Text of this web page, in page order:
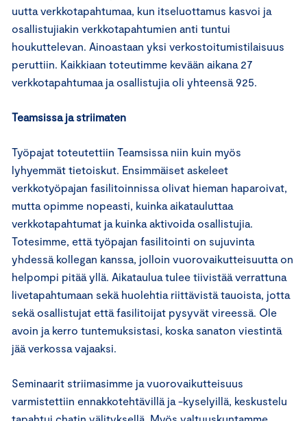
uutta verkkotapahtumaa, kun itseluottamus kasvoi ja
osallistujiakin verkkotapahtumien anti tuntui
houkuttelevan. Ainoastaan yksi verkostoitumistilaisuus
peruttiin. Kaikkiaan toteutimme kevään aikana 27
verkkotapahtumaa ja osallistujia oli yhteensä 925.
Teamsissaja striimaten
Työpajat toteutettiin Teamsissa niin kuin myös
lyhyemmät tietoiskut. Ensimmäiset askeleet
verkkotyöpajan fasilitoinnissa olivat hieman haparoivat,
mutta opimme nopeasti, kuinka aikatauluttaa
verkkotapahtumat ja kuinka aktivoida osallistujia.
Totesimme, että työpajan fasilitointi on sujuvinta
yhdessä kollegan kanssa, jolloin vuorovaikutteisuutta on
helpompi pitää yllä. Aikataulua tulee tiivistää verrattuna
livetapahtumaan sekä huolehtia riittävistä tauoista, jotta
sekä osallistujat että fasilitoijat pysyvät vireessä. Ole
avoin ja kerro tuntemuksistasi, koska sanaton viestintä
jää verkossa vajaaksi.
Seminaarit striimasimme ja vuorovaikutteisuus
varmistettiin ennakkotehtävillä ja -kyselyillä, keskustelu